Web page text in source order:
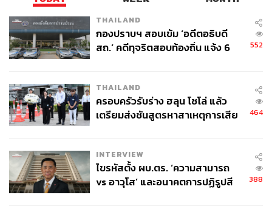
THAILAND
กองปราบฯ สอบเข้ม ‘อดีตอธิบดี
สถ.’ คดีทุจริตสอบท้องถิ่น แจ้ง 6
552
THAILAND
ครอบครัวรับร่าง ฮลุน โซโล่ แล้ว
เตรียมส่งชันสูตรหาสาเหตุการเสีย
464
INTERVIEW
ไขรหัสตั้ง ผบ.ตร. ‘ความสามารถ
vs อาวุโส’ และอนาคตการปฏิรูปสี
388